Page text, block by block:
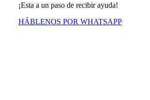
¡Esta a un paso de recibir ayuda!
HÁBLENOS POR WHATSAPP